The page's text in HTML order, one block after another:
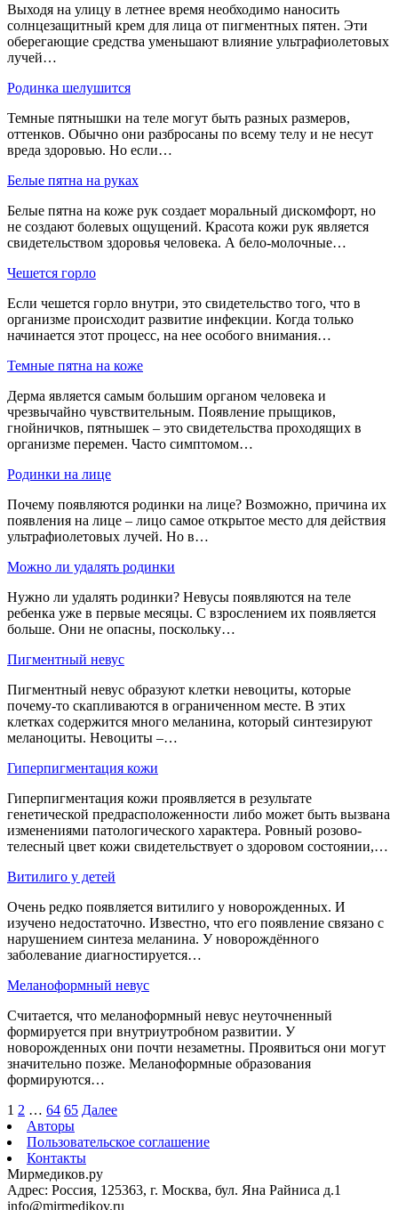
Выходя на улицу в летнее время необходимо наносить
солнцезащитный крем для лица от пигментных пятен. Эти
оберегающие средства уменьшают влияние ультрафиолетовых
лучей…
Родинка шелушится
Темные пятнышки на теле могут быть разных размеров,
оттенков. Обычно они разбросаны по всему телу и не несут
вреда здоровью. Но если…
Белые пятна на руках
Белые пятна на коже рук создает моральный дискомфорт, но
не создают болевых ощущений. Красота кожи рук является
свидетельством здоровья человека. А бело-молочные…
Чешется горло
Если чешется горло внутри, это свидетельство того, что в
организме происходит развитие инфекции. Когда только
начинается этот процесс, на нее особого внимания…
Темные пятна на коже
Дерма является самым большим органом человека и
чрезвычайно чувствительным. Появление прыщиков,
гнойничков, пятнышек – это свидетельства проходящих в
организме перемен. Часто симптомом…
Родинки на лице
Почему появляются родинки на лице? Возможно, причина их
появления на лице – лицо самое открытое место для действия
ультрафиолетовых лучей. Но в…
Можно ли удалять родинки
Нужно ли удалять родинки? Невусы появляются на теле
ребенка уже в первые месяцы. С взрослением их появляется
больше. Они не опасны, поскольку…
Пигментный невус
Пигментный невус образуют клетки невоциты, которые
почему-то скапливаются в ограниченном месте. В этих
клетках содержится много меланина, который синтезируют
меланоциты. Невоциты –…
Гиперпигментация кожи
Гиперпигментация кожи проявляется в результате
генетической предрасположенности либо может быть вызвана
изменениями патологического характера. Ровный розово-
телесный цвет кожи свидетельствует о здоровом состоянии,…
Витилиго у детей
Очень редко появляется витилиго у новорожденных. И
изучено недостаточно. Известно, что его появление связано с
нарушением синтеза меланина. У новорождённого
заболевание диагностируется…
Меланоформный невус
Считается, что меланоформный невус неуточненный
формируется при внутриутробном развитии. У
новорожденных они почти незаметны. Проявиться они могут
значительно позже. Меланоформные образования
формируются…
1 2 … 64 65 Далее
Авторы
Пользовательское соглашение
Контакты
Мирмедиков.ру
Адрес: Россия, 125363, г. Москва, бул. Яна Райниса д.1
info@mirmedikov.ru